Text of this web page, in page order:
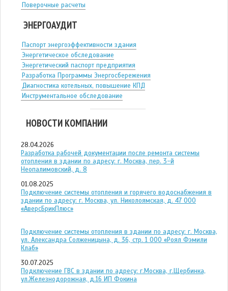
Поверочные расчеты
ЭНЕРГОАУДИТ
Паспорт энергоэффективности здания
Энергетическое обследование
Энергетический паспорт предприятия
Разработка Программы Энергосбережения
Диагностика котельных, повышение КПД
Инструментальное обследование
НОВОСТИ КОМПАНИИ
28.04.2026
Разработка рабочей документации после ремонта системы
отопления в здании по адресу: г. Москва, пер. 3-й
Неопалимовский, д. 8
01.08.2025
Подключение системы отопления и горячего водоснабжения в
здании по адресу: г. Москва, ул. Николоямская, д. 47 ООО
«АверсБрикПлюс»
Подключение системы отопления в здании по адресу: г. Москва,
ул. Александра Солженицына, д. 36, стр. 1 ООО «Роял Фэмили
Клаб»
30.07.2025
Подключение ГВС в здании по адресу: г.Москва, г.Щербинка,
ул.Железнодорожная, д.16 ИП Фокина